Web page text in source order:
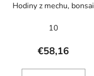
Hodiny z mechu, bonsai
10
€58,16